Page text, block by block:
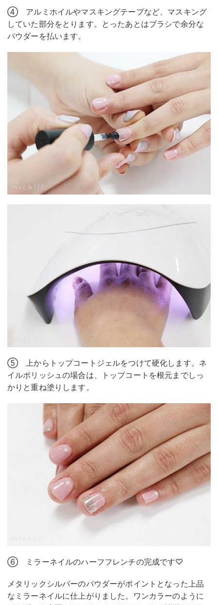
④ アルミホイルやマスキングテープなど、マスキング
していた部分をとります。とったあとはブラシで余分な
パウダーを払います。
⑤ 上からトップコートジェルをつけて硬化します。ネ
イルポリッシュの場合は、トップコートを根元までしっ
かりと重ね塗りします。
⑥ ミラーネイルのハーフフレンチの完成です♡
メタリックシルバーのパウダーがポイントとなった上品
なミラーネイルに仕上がりました。ワンカラーのように